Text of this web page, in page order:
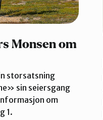
Monsen om
storsatsning
sin seiersgang
om
1.